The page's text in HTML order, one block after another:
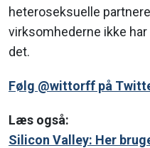
heteroseksuelle
virksomhederne ikke
det.
Følg @wittorff på
Læs også:
Silicon Valley: Her